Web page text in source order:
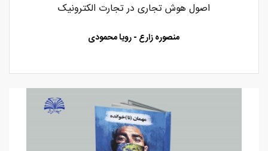
اصول هوش تجاری در تجارت الکترونیک
منصوره زارع - رویا محمودی